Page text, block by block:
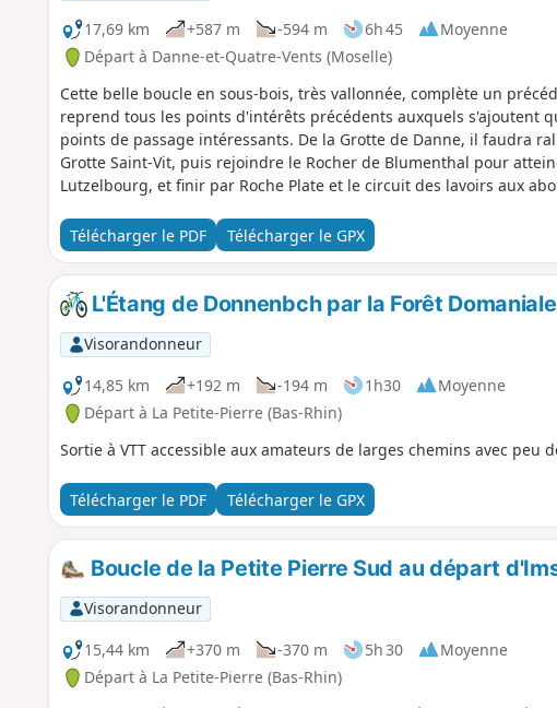
17,69 km
+587 m -594 m 6h 45
Moyenne
Départ à Danne-et-Quatre-Vents (Moselle)
Cette belle boucle en sous-bois, très vallonnée, complète un
reprend tous les points d'intérêts précédents auxquels s'ajoutent
points de passage intéressants. De la Grotte de Danne, il faudra
Grotte Saint-Vit, puis rejoindre le Rocher de Blumenthal pour
Lutzelbourg, et finir par Roche Plate et le circuit des lavoirs aux
Télécharger le PDF
Télécharger le GPX
L'Étang de Donnenbch par la Forêt
Visorandonneur
14,85 km
+192 m -194 m 1h30
Moyenne
Départ à La Petite-Pierre (Bas-Rhin)
Sortie à VTT accessible aux amateurs de larges chemins avec peu
Télécharger le PDF Télécharger le GPX
Boucle de la Petite Pierre Sud au départ
Visorandonneur
15,44 km
+370 m -370 m 5h 30
Moyenne
Départ à La Petite-Pierre (Bas-Rhin)